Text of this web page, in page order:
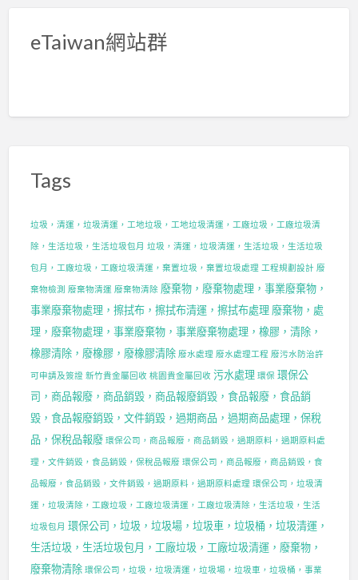
eTaiwan網站群
Tags
垃圾，清運，垃圾清運，工地垃圾，工地垃圾清運，工廠垃圾，工廠垃圾清
除，生活垃圾，生活垃圾包月 垃圾，清運，垃圾清運，生活垃圾，生活垃圾
包月，工廠垃圾，工廠垃圾清運，棄置垃圾，棄置垃圾處理 工程規劃設計 廢
棄物檢測 廢棄物清運 廢棄物清除 廢棄物，廢棄物處理，事業廢棄物，
事業廢棄物處理，擦拭布，擦拭布清運，擦拭布處理 廢棄物，處
理，廢棄物處理，事業廢棄物，事業廢棄物處理，橡膠，清除，
橡膠清除，廢橡膠，廢橡膠清除 廢水處理 廢水處理工程 廢污水防治許
可申請及簽證 新竹貴金屬回收 桃園貴金屬回收 污水處理 環保 環保公
司，商品報廢，商品銷毀，商品報廢銷毀，食品報廢，食品銷
毀，食品報廢銷毀，文件銷毀，過期商品，過期商品處理，保稅
品，保稅品報廢 環保公司，商品報廢，商品銷毀，過期原料，過期原料處
理，文件銷毀，食品銷毀，保稅品報廢 環保公司，商品報廢，商品銷毀，食
品報廢，食品銷毀，文件銷毀，過期原料，過期原料處理 環保公司，垃圾清
運，垃圾清除，工廠垃圾，工廠垃圾清運，工廠垃圾清除，生活垃圾，生活
垃圾包月 環保公司，垃圾，垃圾場，垃圾車，垃圾桶，垃圾清運，
生活垃圾，生活垃圾包月，工廠垃圾，工廠垃圾清運，廢棄物，
廢棄物清除 環保公司，垃圾，垃圾清運，垃圾場，垃圾車，垃圾桶，事業